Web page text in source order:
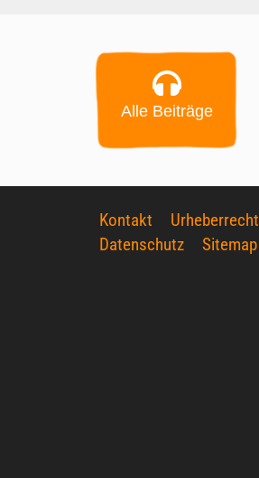
Alle Beiträge
Kontakt Urheberrecht
Datenschutz
Sitemap